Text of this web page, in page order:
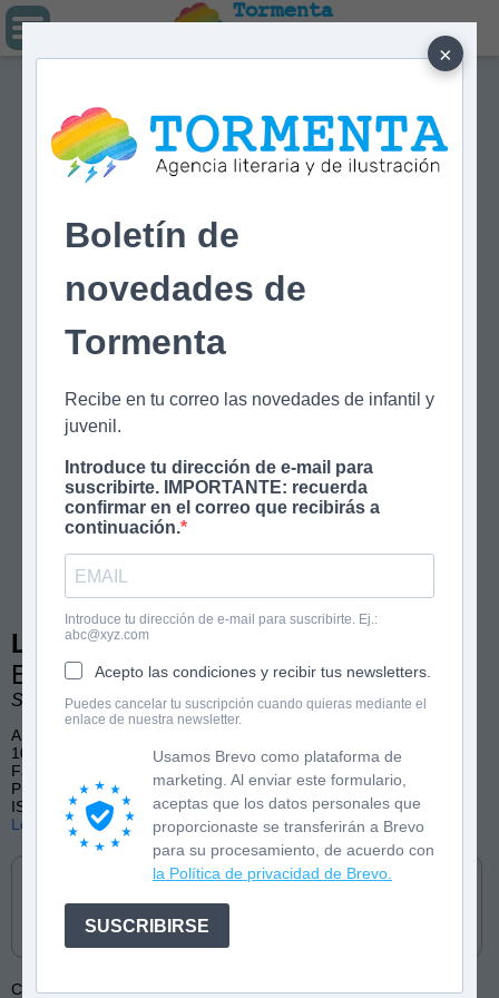
×
Boletín de
novedades de
Tormenta
Recibe en tu correo las novedades de infantil y
juvenil.
Introduce tu dirección de e-mail para
suscribirte. IMPORTANTE: recuerda
confirmar en el correo que recibirás a
continuación.
Introduce tu dirección de e-mail para suscribirte. Ej.:
abc@xyz.com
Acepto las condiciones y recibir tus newsletters.
Puedes cancelar tu suscripción cuando quieras mediante el
enlace de nuestra newsletter.
Usamos Brevo como plataforma de
marketing. Al enviar este formulario,
aceptas que los datos personales que
proporcionaste se transferirán a Brevo
para su procesamiento, de acuerdo con
la Política de privacidad de Brevo.
SUSCRIBIRSE
Tormenta
Los Rescatadores Mágicos 8
En el bosque de los gamusinos
Sabrina Catdoor. Ilustraciones de David Sierra Listón.
A partir de 7 años
104 páginas, color
Fantasía, Humor, Aventuras
Publicado por La Galera (castellano y catalán)
ISBN: 9788424669492
Lee las primeras páginas
Cómpralo en
Colección: Los Rescatadores Mágicos